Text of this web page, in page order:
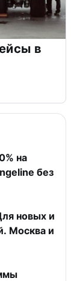
в
на
без
новых и
Москва и